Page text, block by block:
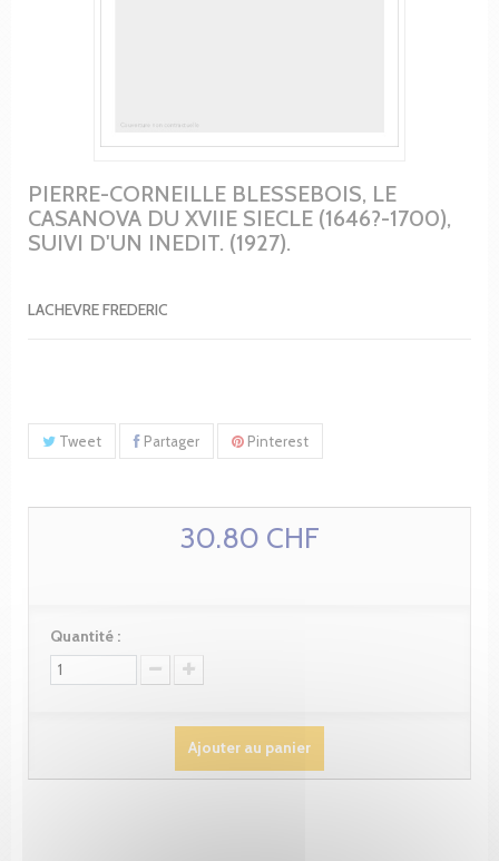
PIERRE-CORNEILLE BLESSEBOIS, LE
CASANOVA DU XVIIE SIECLE (1646?-1700),
SUIVI D'UN INEDIT. (1927).
LACHEVRE FREDERIC
Tweet Partager Pinterest
30.80 CHF
Quantité :
Ajouter au panier